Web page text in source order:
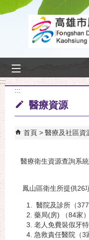
跳到主要內容區塊
:::
:::
醫療資源
首頁 醫療及社區資
醫療衛生資源查詢系統
鳳山區衛生所提供26
醫院及診所（377
藥局(房) （84家）
老人免費裝假牙
急救責任醫院（3